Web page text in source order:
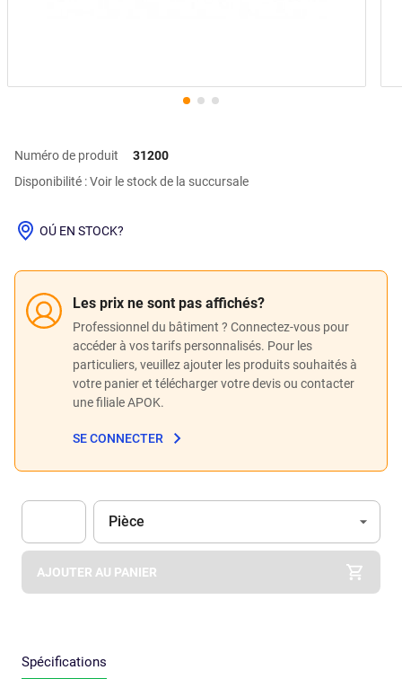
Numéro de produit
31200
Disponibilité : Voir le stock de la succursale
Les prix ne sont pas affichés?
Professionnel du bâtiment ? Connectez-vous pour
accéder à vos tarifs personnalisés. Pour les
particuliers, veuillez ajouter les produits souhaités à
votre panier et télécharger votre devis ou contacter
une filiale APOK.
SE CONNECTER
OÚ EN STOCK?
Apok.Product.Detail.AddToCart.Quantity (Optionnel)
Unité
Pièce
AJOUTER AU PANIER
Spécifications